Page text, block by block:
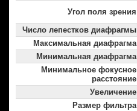
Угол поля зрения
Число лепестков диафрагмы
Максимальная диафрагма
Минимальная диафрагма
Минимальное фокусное
расстояние
Увеличение
Размер фильтра